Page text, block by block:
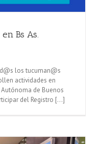
Bs As.
los tucuman@s
actividades en
de Buenos
del Registro [...]